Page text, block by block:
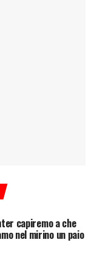
capiremo a che
nel mirino un paio